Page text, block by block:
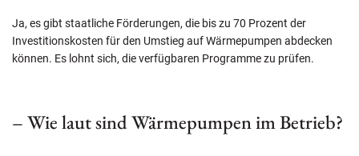
Ja, es gibt staatliche Förderungen, die bis zu 70 Prozent der
Investitionskosten für den Umstieg auf Wärmepumpen abdecken
können. Es lohnt sich, die verfügbaren Programme zu prüfen.
– Wie laut sind Wärmepumpen im Betrieb?